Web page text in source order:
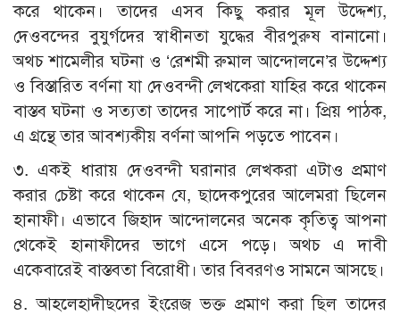
করে থাকেন। তাদের এসব কিছু করার মূল উদ্দেশ্য,
দেওবন্দের বুযুর্গদের স্বাধীনতা যুদ্ধের বীরপুরুষ বানানো।
অথচ শামেলীর ঘটনা ও ‘রেশমী রুমাল আন্দোলনে’র উদ্দেশ্য
ও বিস্তারিত বর্ণনা যা দেওবন্দী লেখকেরা যাহির করে থাকেন
বাস্তব ঘটনা ও সত্যতা তাদের সাপোর্ট করে না। প্রিয় পাঠক,
এ গ্রন্থে তার আবশ্যকীয় বর্ণনা আপনি পড়তে পাবেন।
৩. একই ধারায় দেওবন্দী ঘরানার লেখকরা এটাও প্রমাণ
করার চেষ্টা করে থাকেন যে, ছাদেকপুরের আলেমরা ছিলেন
হানাফী। এভাবে জিহাদ আন্দোলনের অনেক কৃতিত্ব আপনা
থেকেই হানাফীদের ভাগে এসে পড়ে। অথচ এ দাবী
একেবারেই বাস্তবতা বিরোধী। তার বিবরণও সামনে আসছে।
৪. আহলেহাদীছদের ইংরেজ ভক্ত প্রমাণ করা ছিল তাদের